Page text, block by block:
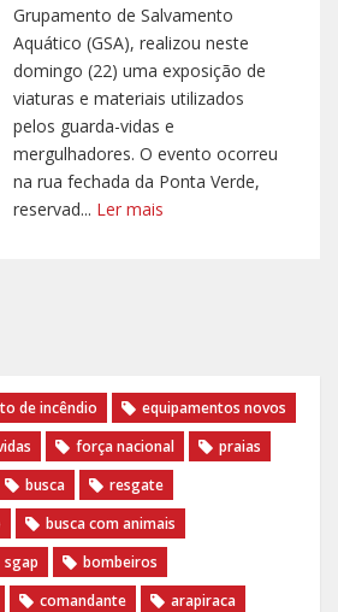
Grupamento de Salvamento
Aquático (GSA), realizou neste
domingo (22) uma exposição de
viaturas e materiais utilizados
pelos guarda-vidas e
mergulhadores. O evento ocorreu
na rua fechada da Ponta Verde,
reservad... Ler mais
de incêndio
equipamentos novos
força nacional
praias
busca
resgate
busca com animais
sgap
bombeiros
comandante
arapiraca